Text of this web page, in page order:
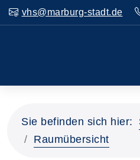
vhs@marburg-stadt.de
Sie befinden sich hier:
Raumübersicht